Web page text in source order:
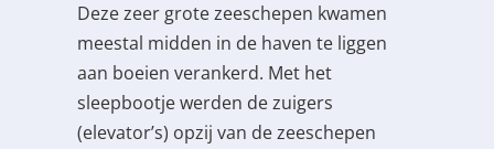
Deze zeer grote zeeschepen kwamen
meestal midden in de haven te liggen
aan boeien verankerd. Met het
sleepbootje werden de zuigers
(elevator’s) opzij van de zeeschepen